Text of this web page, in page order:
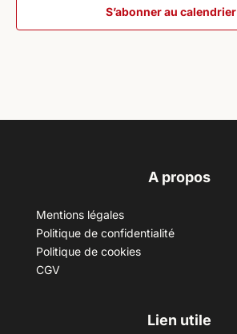
S’abonner au calendrier
A propos
Mentions légales
Politique de confidentialité
Politique de cookies
CGV
Lien utile